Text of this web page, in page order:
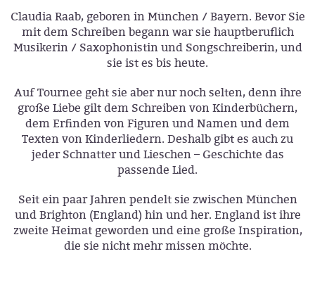
Claudia Raab, geboren in München / Bayern. Bevor Sie
mit dem Schreiben begann war sie hauptberuflich
Musikerin / Saxophonistin und Songschreiberin, und
sie ist es bis heute.
Auf Tournee geht sie aber nur noch selten, denn ihre
große Liebe gilt dem Schreiben von Kinderbüchern,
dem Erfinden von Figuren und Namen und dem
Texten von Kinderliedern. Deshalb gibt es auch zu
jeder Schnatter und Lieschen – Geschichte das
passende Lied.
Seit ein paar Jahren pendelt sie zwischen München
und Brighton (England) hin und her. England ist ihre
zweite Heimat geworden und eine große Inspiration,
die sie nicht mehr missen möchte.